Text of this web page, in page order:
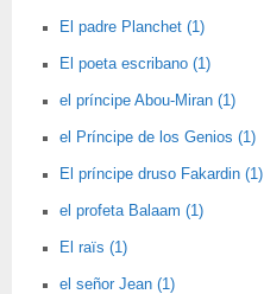
El padre Planchet (1)
El poeta escribano (1)
el príncipe Abou-Miran (1)
el Príncipe de los Genios (1)
El príncipe druso Fakardin (1)
el profeta Balaam (1)
El raïs (1)
el señor Jean (1)